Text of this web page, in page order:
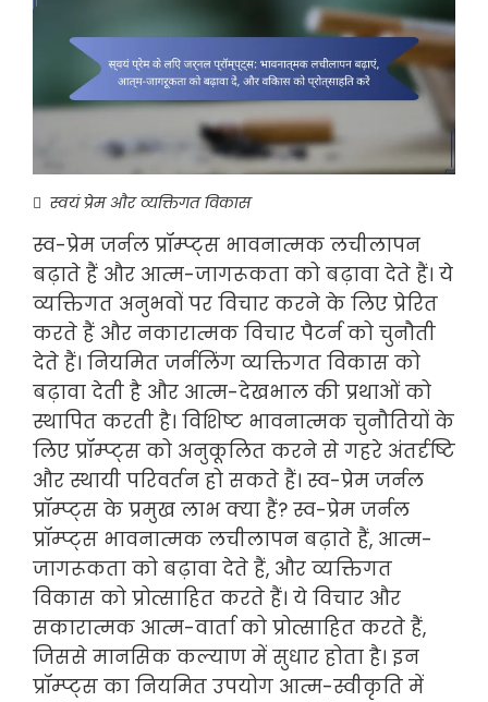
स्वयं प्रेम और व्यक्तिगत विकास
स्व-प्रेम जर्नल प्रॉम्प्ट्स भावनात्मक लचीलापन
बढ़ाते हैं और आत्म-जागरूकता को बढ़ावा देते हैं। ये
व्यक्तिगत अनुभवों पर विचार करने के लिए प्रेरित
करते हैं और नकारात्मक विचार पैटर्न को चुनौती
देते हैं। नियमित जर्नलिंग व्यक्तिगत विकास को
बढ़ावा देती है और आत्म-देखभाल की प्रथाओं को
स्थापित करती है। विशिष्ट भावनात्मक चुनौतियों के
लिए प्रॉम्प्ट्स को अनुकूलित करने से गहरे अंतर्दृष्टि
और स्थायी परिवर्तन हो सकते हैं। स्व-प्रेम जर्नल
प्रॉम्प्ट्स के प्रमुख लाभ क्या हैं? स्व-प्रेम जर्नल
प्रॉम्प्ट्स भावनात्मक लचीलापन बढ़ाते हैं, आत्म-
जागरूकता को बढ़ावा देते हैं, और व्यक्तिगत
विकास को प्रोत्साहित करते हैं। ये विचार और
सकारात्मक आत्म-वार्ता को प्रोत्साहित करते हैं,
जिससे मानसिक कल्याण में सुधार होता है। इन
प्रॉम्प्ट्स का नियमित उपयोग आत्म-स्वीकृति में